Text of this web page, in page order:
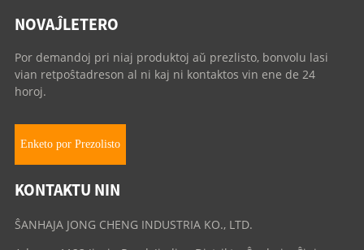
NOVAĴLETERO
Por demandoj pri niaj produktoj aŭ prezlisto, bonvolu lasi
vian retpoŝtadreson al ni kaj ni kontaktos vin ene de 24
horoj.
Enketo por Prezolisto
KONTAKTU NIN
ŜANHAJA JONG CHENG INDUSTRIA KO., LTD.